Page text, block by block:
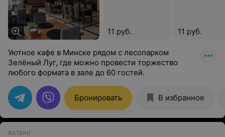
11 руб. 11 руб.
Уютное кафе в Минске рядом с лесопарком
Зелёный Луг, где можно провести торжество
любого формата в зале до 60 гостей.
Бронировать В избранное
ЯХТИНГ